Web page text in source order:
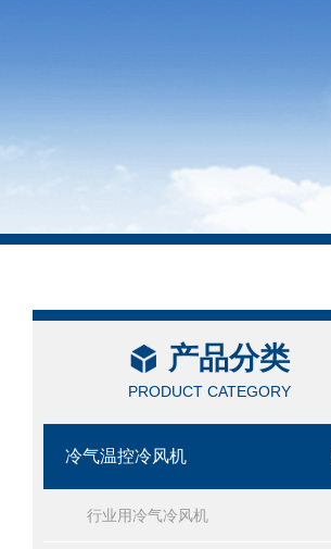
产品分类
PRODUCT CATEGORY
冷气温控冷风机
行业用冷气冷风机